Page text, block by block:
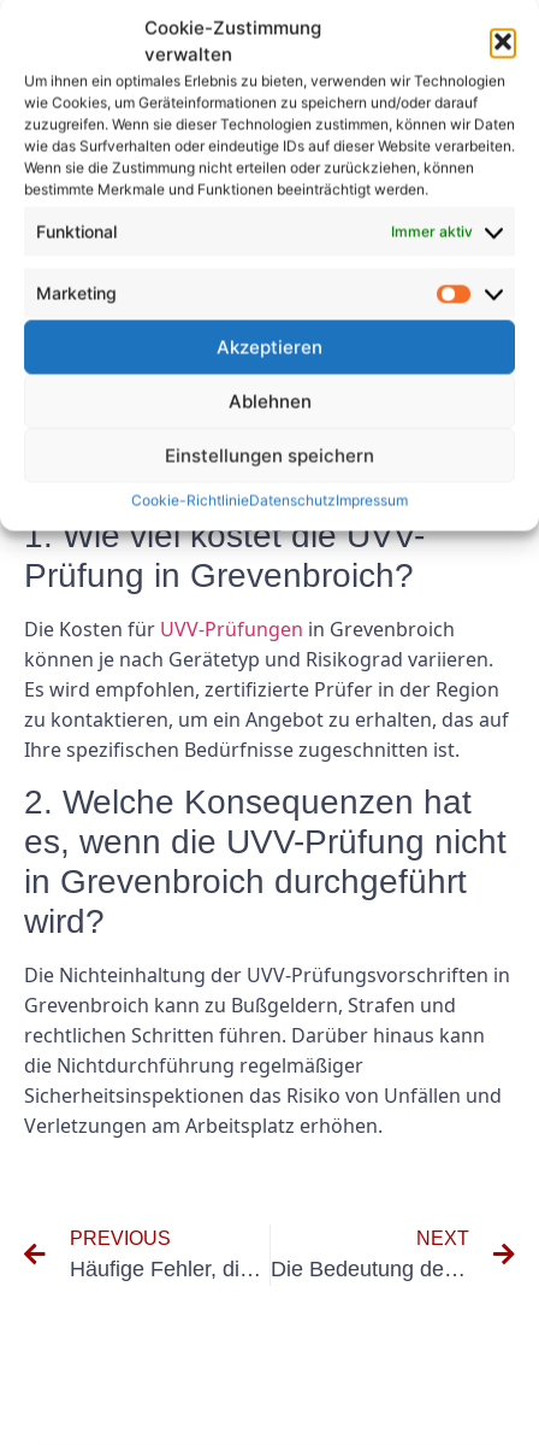
Cookie-Zustimmung
verwalten
Um ihnen ein optimales Erlebnis zu bieten, verwenden wir Technologien
wie Cookies, um Geräteinformationen zu speichern und/oder darauf
zuzugreifen. Wenn sie dieser Technologien zustimmen, können wir Daten
wie das Surfverhalten oder eindeutige IDs auf dieser Website verarbeiten.
Wenn sie die Zustimmung nicht erteilen oder zurückziehen, können
bestimmte Merkmale und Funktionen beeinträchtigt werden.
Funktional Immer aktiv
Marketing
Akzeptieren
Ablehnen
Einstellungen speichern
Cookie-RichtlinieDatenschutzImpressum
Anforderungen entspricht.
Abschluss
Die UVV-Prüfung ist eine wichtige
Sicherheitsprüfung, die den sicheren Betrieb von
Maschinen und Geräten am Arbeitsplatz
gewährleistet. In Grevenbroich ist es wichtig, die
Kontrollen durchzuführen, um Unfälle und
Verletzungen zu vermeiden. Durch die Beauftragung
eines zertifizierten Prüfers und die Einhaltung von
sicheres Arbeitsumfeld für ihre Mitarbeiter schaffen.
1. Wie viel kostet die UVV-
Prüfung in Grevenbroich?
Die Kosten für UVV-Prüfungen in Grevenbroich
können je nach Gerätetyp und Risikograd variieren.
Es wird empfohlen, zertifizierte Prüfer in der Region
zu kontaktieren, um ein Angebot zu erhalten, das auf
Ihre spezifischen Bedürfnisse zugeschnitten ist.
2. Welche Konsequenzen hat
es, wenn die UVV-Prüfung nicht
in Grevenbroich durchgeführt
wird?
Die Nichteinhaltung der UVV-Prüfungsvorschriften in
Grevenbroich kann zu Bußgeldern, Strafen und
rechtlichen Schritten führen. Darüber hinaus kann
die Nichtdurchführung regelmäßiger
Sicherheitsinspektionen das Risiko von Unfällen und
Verletzungen am Arbeitsplatz erhöhen.
PREVIOUS
Häufige Fehler, die Sie bei der UVV-Prüfung von Flurförderzeugen vermeiden sollten
NEXT
Die Bedeutung der UVV-Prüfung in der Pharmakologie: Gewährleistung der Sicherheit am Arbeitsplatz